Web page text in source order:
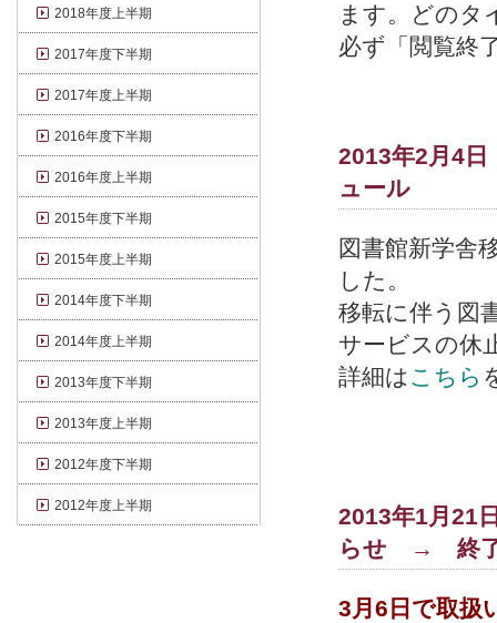
ます。どのタ
必ず「閲覧終
2013年2月4日
ュール
図書館新学舎
した。
移転に伴う図
サービスの休
詳細は こちら
2013年1月21
らせ → 終了
3月6日で取扱
2018年度上半期
2017年度下半期
2017年度上半期
2016年度下半期
2016年度上半期
2015年度下半期
2015年度上半期
2014年度下半期
2014年度上半期
2013年度下半期
2013年度上半期
2012年度下半期
2012年度上半期